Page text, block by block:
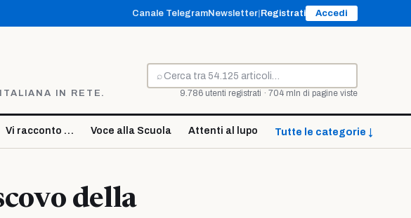
Canale TelegramNewsletter Registrati Accedi
IN RETE.
⌕
Cerca
9.786 utenti registrati · 704 mln di pagine viste
Vi racconto … Voce alla Scuola Attenti al lupo Tutte le categorie ↓
della